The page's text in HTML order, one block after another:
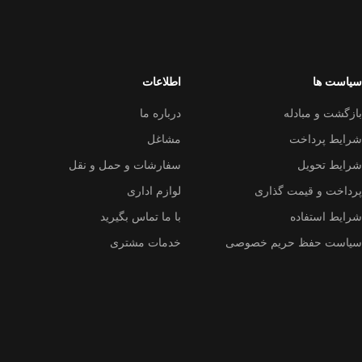
سیاست ها
بازگشت و مبادله
شرایط پرداخت
شرایط تحویل
پرداخت و قیمت گذاری
شرایط استفاده
سیاست حفظ حریم خصوصی
اطلاعات
درباره ما
مشاغل
سفارشات و حمل و نقل
لوازم اداری
با ما تماس بگیرید
خدمات مشتری